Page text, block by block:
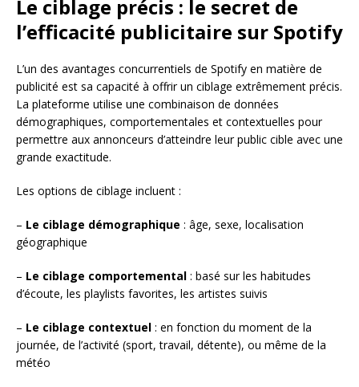
Le ciblage précis : le secret de
l’efficacité publicitaire sur Spotify
L’un des avantages concurrentiels de Spotify en matière de
publicité est sa capacité à offrir un ciblage extrêmement précis.
La plateforme utilise une combinaison de données
démographiques, comportementales et contextuelles pour
permettre aux annonceurs d’atteindre leur public cible avec une
grande exactitude.
Les options de ciblage incluent :
– Le ciblage démographique : âge, sexe, localisation
géographique
– Le ciblage comportemental : basé sur les habitudes
d’écoute, les playlists favorites, les artistes suivis
– Le ciblage contextuel : en fonction du moment de la
journée, de l’activité (sport, travail, détente), ou même de la
météo